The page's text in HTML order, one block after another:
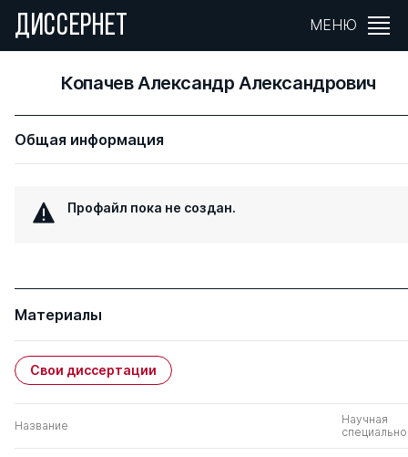
ДИССЕРНЕТ МЕНЮ
Копачев Александр Александрович
Общая информация
Профайл пока не создан.
Материалы
Свои диссертации
Название
Научная